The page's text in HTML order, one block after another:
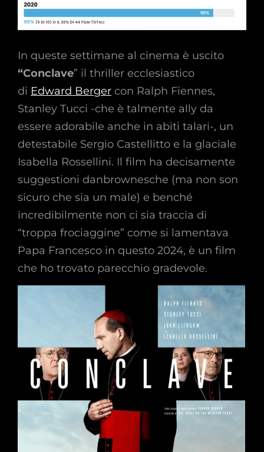
In queste settimane al cinema è uscito
“Conclave” il thriller ecclesiastico
di Edward Berger con Ralph Fiennes,
Stanley Tucci -che è talmente ally da
essere adorabile anche in abiti talari-, un
detestabile Sergio Castellitto e la glaciale
Isabella Rossellini. Il film ha decisamente
suggestioni danbrownesche (ma non son
sicuro che sia un male) e benché
incredibilmente non ci sia traccia di
“troppa frociaggine” come si lamentava
Papa Francesco in questo 2024, è un film
che ho trovato parecchio gradevole.